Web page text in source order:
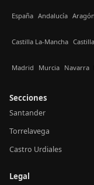
España Andalucía Aragón
Castilla La-Mancha
Madrid Murcia Navarra
Secciones
Santander
Torrelavega
Castro Urdiales
Legal